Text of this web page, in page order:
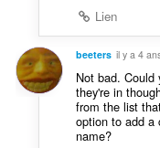
Lien
beeters il y a 4
Not bad. Could
they're in
from the list
option to add a
name?